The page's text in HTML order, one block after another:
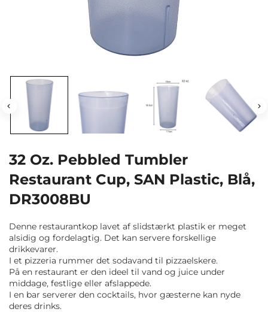
32 Oz. Pebbled Tumbler
Restaurant Cup, SAN Plastic, Blå,
DR3008BU
Denne restaurantkop lavet af slidstærkt plastik er meget
alsidig og fordelagtig. Det kan servere forskellige
drikkevarer.
I et pizzeria rummer det sodavand til pizzaelskere.
På en restaurant er den ideel til vand og juice under
middage, festlige eller afslappede.
I en bar serverer den cocktails, hvor gæsterne kan nyde
deres drinks.